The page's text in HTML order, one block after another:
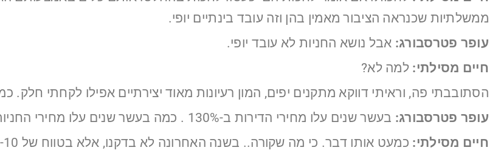
ממשלתיות שכנראה הציבור מאמין בהן וזה עובד בינתיים יופי.
עופר פטרסבורג: אבל נושא החניות לא עובד יופי.
חיים מסילתי: למה לא?
הסתובבתי פה, וראיתי דווקא מתקנים יפים, המון רעיונות מאוד יצירתיים אפילו לקחתי חלק.
עופר פטרסבורג: בעשר שנים עלו מחירי הדירות ב-130% . כמה בעשר שנים עלו מחירי החניות?
חיים מסילתי: